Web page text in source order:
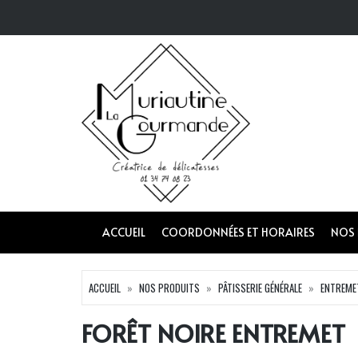
ACCUEIL COORDONNÉES ET HORAIRES NOS
ACCUEIL NOS PRODUITS PÂTISSERIE GÉNÉRALE
FORÊT NOIRE ENTREMET